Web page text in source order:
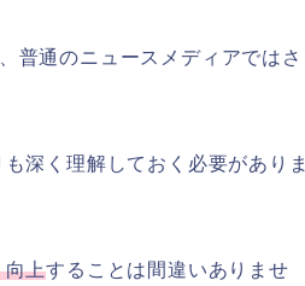
普通のニュースメディアではさ
深く理解しておく必要がありま
向上することは間違いありませ